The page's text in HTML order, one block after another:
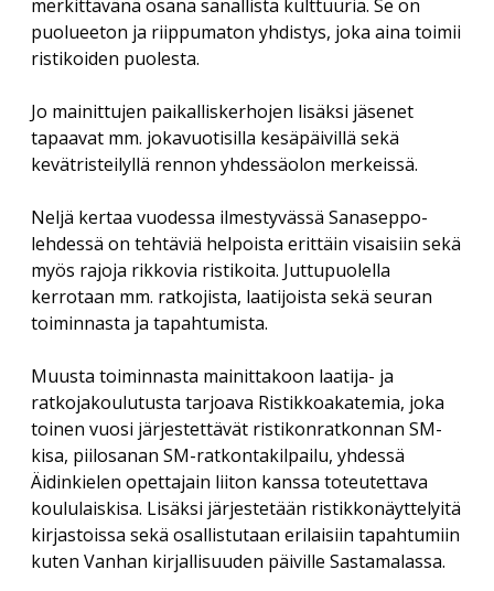
Vuosikokous 2017
Helsingin kirjamessut
Paikalliskerhovetäjien tapaaminen 2018
Paikalliskerhovetäjien tapaaminen 2017
Veikko Sonninen: Vaakasuoraan: Copyright (13 kirjainta)
Jussi Kokkonen: Satu leivättömän pöydän äärestä
Veikko Nurmi: Epäitsenäiset “sanat”
menu
RIITTA ASIKAINEN 1955-2013
HANNES TIIRA 1955-2019
PAAVO IISAKKI LUKKAROINEN 1930-2019
Yhdistyksen säännöt
Tietosuojaseloste
merkittävänä osana sanallista kulttuuria. Se on
puolueeton ja riippumaton yhdistys, joka aina toimii
ristikoiden puolesta.
Jo mainittujen paikalliskerhojen lisäksi jäsenet
tapaavat mm. jokavuotisilla kesäpäivillä sekä
kevätristeilyllä rennon yhdessäolon merkeissä.
Neljä kertaa vuodessa ilmestyvässä Sanaseppo-
lehdessä on tehtäviä helpoista erittäin visaisiin sekä
myös rajoja rikkovia ristikoita. Juttupuolella
kerrotaan mm. ratkojista, laatijoista sekä seuran
toiminnasta ja tapahtumista.
Muusta toiminnasta mainittakoon laatija- ja
ratkojakoulutusta tarjoava Ristikkoakatemia, joka
toinen vuosi järjestettävät ristikonratkonnan SM-
kisa, piilosanan SM-ratkontakilpailu, yhdessä
Äidinkielen opettajain liiton kanssa toteutettava
koululaiskisa. Lisäksi järjestetään ristikkonäyttelyitä
kirjastoissa sekä osallistutaan erilaisiin tapahtumiin
kuten Vanhan kirjallisuuden päiville Sastamalassa.